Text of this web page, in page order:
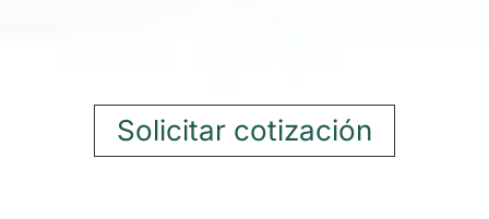
Solicitar cotización